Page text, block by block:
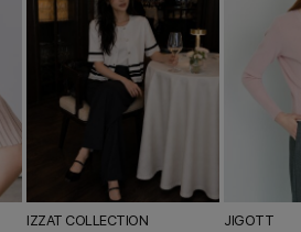
IZZAT COLLECTION JIGOTT